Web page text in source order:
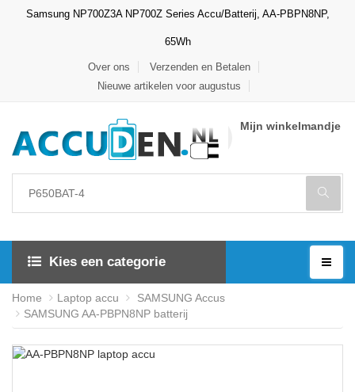
Samsung NP700Z3A NP700Z Series Accu/Batterij, AA-PBPN8NP,
65Wh
Over ons
Verzenden en Betalen
Nieuwe artikelen voor augustus
Mijn winkelmandje
Kies een categorie
Home Laptop accu
SAMSUNG Accus
SAMSUNG AA-PBPN8NP batterij